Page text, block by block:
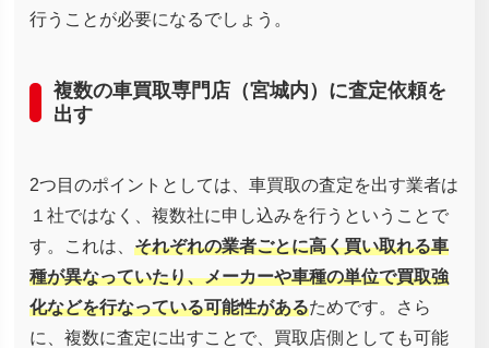
行うことが必要になるでしょう。
複数の車買取専門店（宮城内）に査定依頼を
出す
2つ目のポイントとしては、車買取の査定を出す業者は
１社ではなく、複数社に申し込みを行うということで
す。これは、 それぞれの業者ごとに高く買い取れる車
種が異なっていたり、メーカーや車種の単位で買取強
化などを行なっている可能性があるためです。さら
に、複数に査定に出すことで、買取店側としても可能